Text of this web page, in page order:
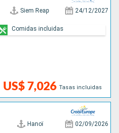
Siem Reap 24/12/2027
US$ 7,026 Tasas incluidas
Comidas incluidas
Hanoï 02/09/2026